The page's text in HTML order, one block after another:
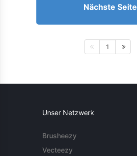
Nächste Seite
1
Unser Netzwerk
Brusheezy
Vecteezy